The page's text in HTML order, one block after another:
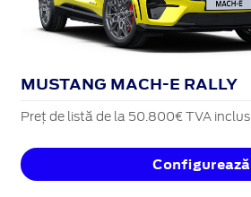
MUSTANG MACH-E RALLY
Preț de listă de la 50.800€ TVA inclus
Configurează